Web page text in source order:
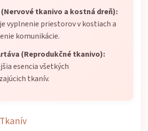
(Nervové tkanivo a kostná dreň):
vyplnenie priestorov v kostiach a
komunikácie.
(Reprodukčné tkanivo):
esencia všetkých
tkanív.